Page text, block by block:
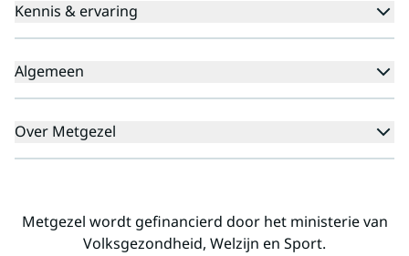
Kennis & ervaring
Agenda
Voor cliënten
Algemeen
Aanmeldprocedure
Klachten
Over Metgezel
Landelijk
Regio's
Metgezel wordt gefinancierd door het ministerie van
Volksgezondheid, Welzijn en Sport.